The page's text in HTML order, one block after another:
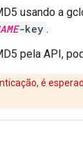
usando a
-key .
pela API,
é